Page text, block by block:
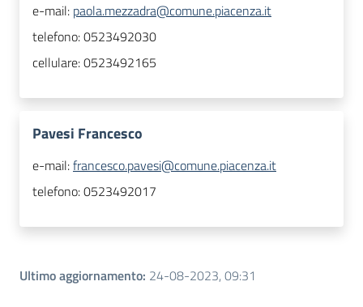
e-mail: paola.mezzadra@comune.piacenza.it
telefono:0523492030
cellulare:0523492165
Pavesi Francesco
e-mail:francesco.pavesi@comune.piacenza.it
telefono:0523492017
Ultimo aggiornamento: 24-08-2023, 09:31